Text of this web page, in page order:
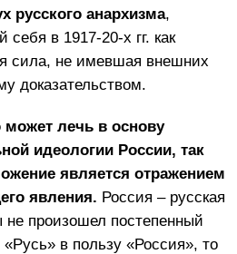
русского анархизма,
в 1917-20-х гг. как
сила, не имевшая внешних
доказательством.
может лечь в основу
идеологии России, так
является отражением
явления. Россия – русская
произошел постепенный
«Русь» в пользу «Россия», то